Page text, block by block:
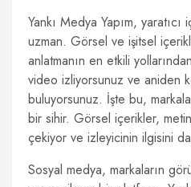
Yankı Medya Yapım,
uzman. Görsel ve işitsel
anlatmanın en etkili
video izliyorsunuz ve aniden
buluyorsunuz. İşte bu,
bir sihir. Görsel içerikler,
çekiyor ve izleyicinin ilgisini
Sosyal medya, markaların